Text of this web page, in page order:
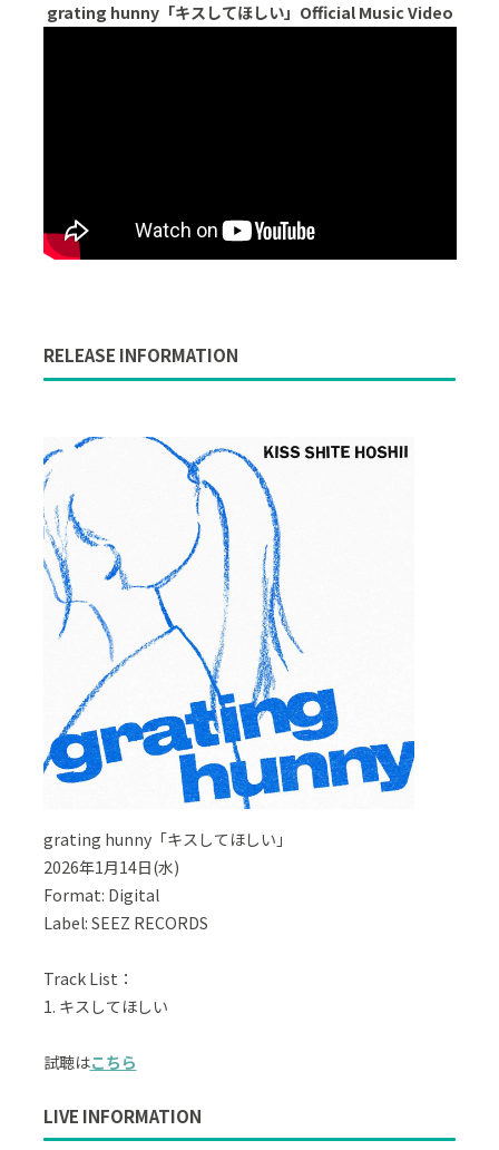
grating hunny「キスしてほしい」Official Music Video
RELEASE INFORMATION
grating hunny「キスしてほしい」
2026年1月14日(水)
Format: Digital
Label: SEEZ RECORDS
Track List：
1. キスしてほしい
試聴はこちら
LIVE INFORMATION